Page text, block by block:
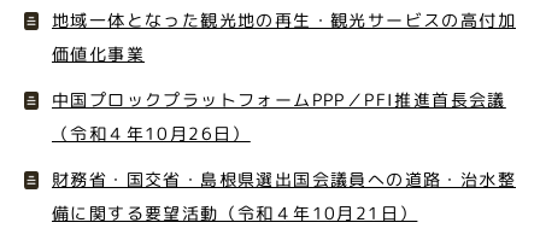
地域一体となった観光地の再生・観光サービスの高付加
価値化事業
中国プロックプラットフォームPPP／PFI推進首長会議
（令和４年10月26日）
財務省・国交省・島根県選出国会議員への道路・治水整
備に関する要望活動（令和４年10月21日）